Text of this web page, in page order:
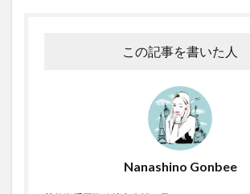
この記事を書いた人
Nanashino Gonbee